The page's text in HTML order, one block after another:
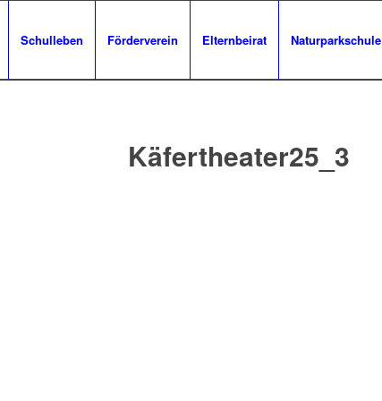
Schulleben Förderverein Elternbeirat Naturparkschule
Käfertheater25_3